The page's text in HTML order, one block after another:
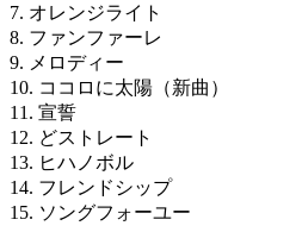
7. オレンジライト
8. ファンファーレ
9. メロディー
10. ココロに太陽（新曲）
11. 宣誓
12. どストレート
13. ヒハノボル
14. フレンドシップ
15. ソングフォーユー